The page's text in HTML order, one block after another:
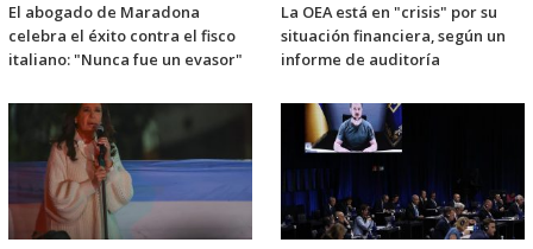
El abogado de Maradona
celebra el éxito contra el fisco
italiano: "Nunca fue un evasor"
La OEA está en "crisis" por su
situación financiera, según un
informe de auditoría